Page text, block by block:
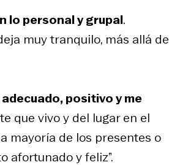
lo personal y grupal.
muy tranquilo, más allá de
positivo y me
que vivo y del lugar en el
mayoría de los presentes o
afortunado y feliz”.